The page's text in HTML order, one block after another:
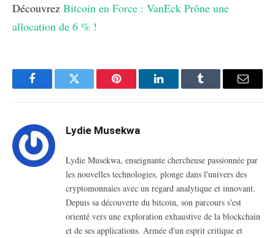
Découvrez Bitcoin en Force : VanEck Prône une
allocation de 6 % !
FacebookTwitter Pinterest LinkedInTumblr Email
Lydie Musekwa
Lydie Musekwa, enseignante chercheuse passionnée par
les nouvelles technologies, plonge dans l'univers des
cryptomonnaies avec un regard analytique et innovant.
Depuis sa découverte du bitcoin, son parcours s'est
orienté vers une exploration exhaustive de la blockchain
et de ses applications. Armée d'un esprit critique et